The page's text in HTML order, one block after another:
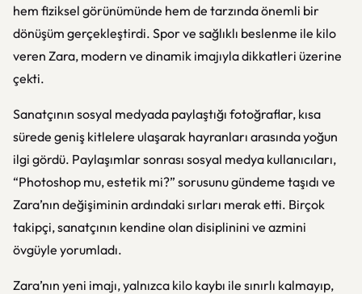
hem fiziksel görünümünde hem de tarzında önemli bir
dönüşüm gerçekleştirdi. Spor ve sağlıklı beslenme ile kilo
veren Zara, modern ve dinamik imajıyla dikkatleri üzerine
çekti.
Sanatçının sosyal medyada paylaştığı fotoğraflar, kısa
sürede geniş kitlelere ulaşarak hayranları arasında yoğun
ilgi gördü. Paylaşımlar sonrası sosyal medya kullanıcıları,
“Photoshop mu, estetik mi?” sorusunu gündeme taşıdı ve
Zara’nın değişiminin ardındaki sırları merak etti. Birçok
takipçi, sanatçının kendine olan disiplinini ve azmini
övgüyle yorumladı.
Zara’nın yeni imajı, yalnızca kilo kaybı ile sınırlı kalmayıp,